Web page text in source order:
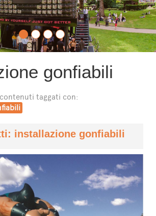
gonfiabili
taggati con:
installazione gonfiabili